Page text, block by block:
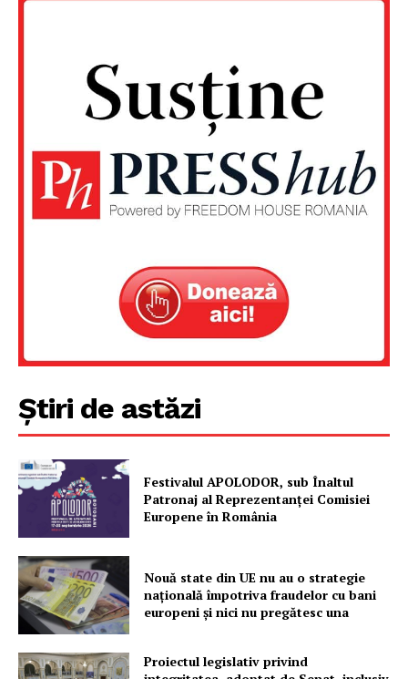
Știri de astăzi
Festivalul APOLODOR, sub Înaltul
Patronaj al Reprezentanței Comisiei
Europene în România
Nouă state din UE nu au o strategie
națională împotriva fraudelor cu bani
europeni și nici nu pregătesc una
Proiectul legislativ privind